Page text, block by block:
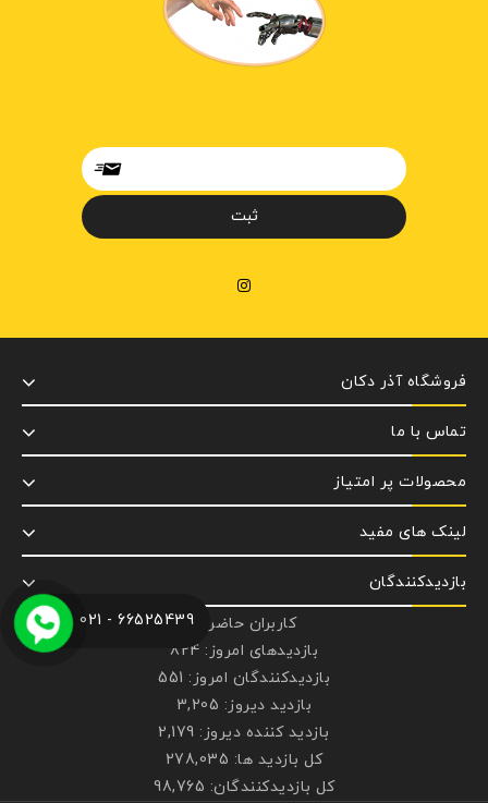
فروشگاه آذر دکان
تماس با ما
محصولات پر امتیاز
لینک های مفید
بازدیدکنندگان
کاربران حاضر:
9
بازدیدهای امروز: 824
بازدیدکنندگان امروز: 551
بازدید دیروز: 3,205
بازدید کننده دیروز: 2,179
کل بازدید ها: 278,035
کل بازدیدکنند‌گان: 98,765
66525439 - 021